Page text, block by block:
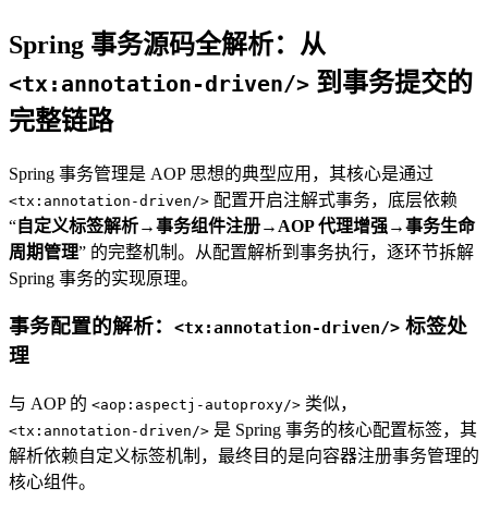
Spring 事务源码全解析：从
<tx:annotation-driven/> 到事务提交的
完整链路
Spring 事务管理是 AOP 思想的典型应用，其核心是通过
<tx:annotation-driven/> 配置开启注解式事务，底层依赖
“自定义标签解析→事务组件注册→AOP 代理增强→事务生命
周期管理” 的完整机制。从配置解析到事务执行，逐环节拆解
Spring 事务的实现原理。
事务配置的解析： <tx:annotation-driven/> 标签处
理
与 AOP 的 <aop:aspectj-autoproxy/> 类似，
<tx:annotation-driven/> 是 Spring 事务的核心配置标签，其
解析依赖自定义标签机制，最终目的是向容器注册事务管理的
核心组件。